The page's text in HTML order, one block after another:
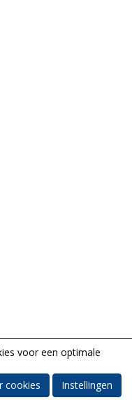
voor een optimale
cookies
Instellingen